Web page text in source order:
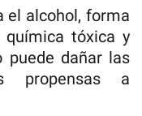
el alcohol, forma
química tóxica y
puede dañar las
propensas a